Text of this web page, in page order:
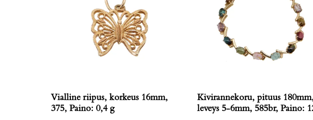
Vialline riipus, korkeus 16mm,
375, Paino: 0,4 g
Kivirannekoru, pituus
leveys 5-6mm, 585br, Paino: 12,1